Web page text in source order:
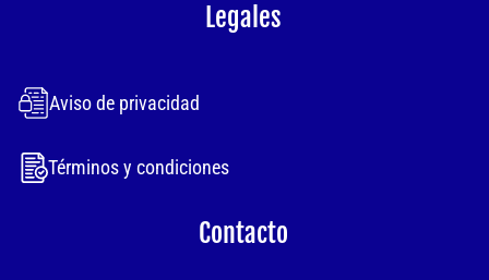
Legales
Aviso de privacidad
Términos y condiciones
Contacto